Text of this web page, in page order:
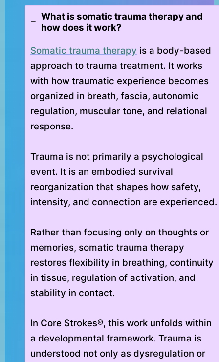
What is somatic trauma therapy and
how does it work?
Somatic trauma therapy is a body-based
approach to trauma treatment. It works
with how traumatic experience becomes
organized in breath, fascia, autonomic
regulation, muscular tone, and relational
response.
Trauma is not primarily a psychological
event. It is an embodied survival
reorganization that shapes how safety,
intensity, and connection are experienced.
Rather than focusing only on thoughts or
memories, somatic trauma therapy
restores flexibility in breathing, continuity
in tissue, regulation of activation, and
stability in contact.
In Core Strokes®, this work unfolds within
a developmental framework. Trauma is
understood not only as dysregulation or